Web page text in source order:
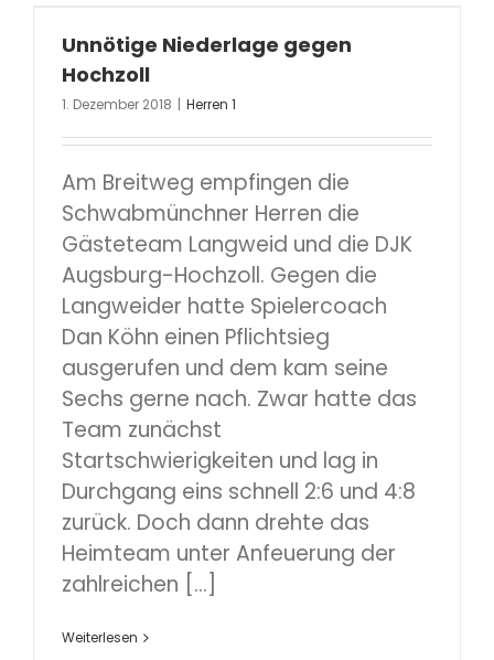
Unnötige Niederlage gegen
Hochzoll
1. Dezember 2018 | Herren 1
Am Breitweg empfingen die
Schwabmünchner Herren die
Gästeteam Langweid und die DJK
Augsburg-Hochzoll. Gegen die
Langweider hatte Spielercoach
Dan Köhn einen Pflichtsieg
ausgerufen und dem kam seine
Sechs gerne nach. Zwar hatte das
Team zunächst
Startschwierigkeiten und lag in
Durchgang eins schnell 2:6 und 4:8
zurück. Doch dann drehte das
Heimteam unter Anfeuerung der
zahlreichen [...]
Weiterlesen